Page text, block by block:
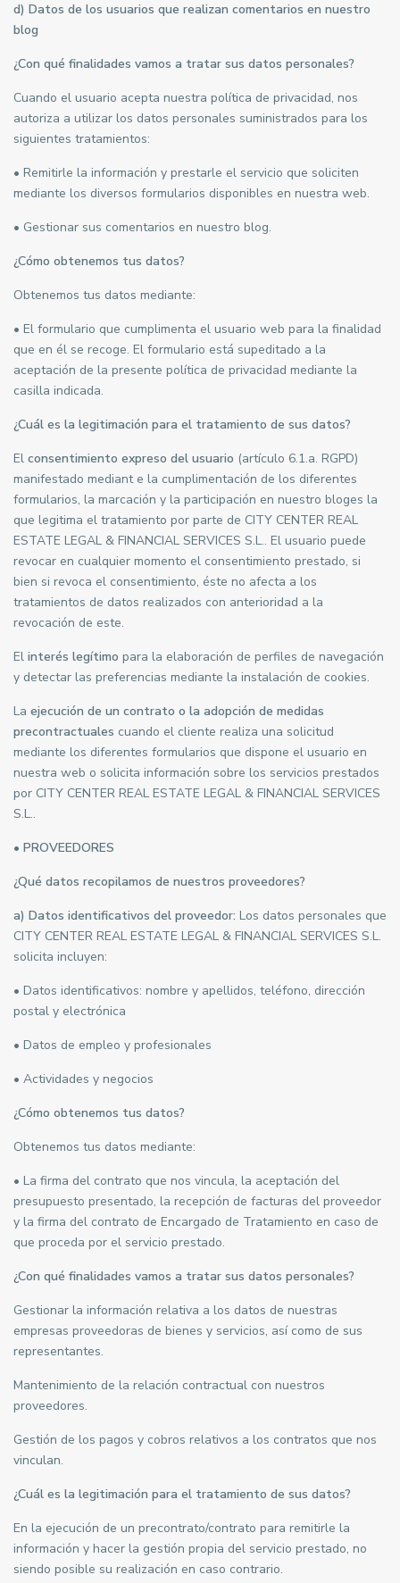
d) Datos de los usuarios que realizan comentarios en nuestro
blog
¿Con qué finalidades vamos a tratar sus datos personales?
Cuando el usuario acepta nuestra política de privacidad, nos
autoriza a utilizar los datos personales suministrados para los
siguientes tratamientos:
• Remitirle la información y prestarle el servicio que soliciten
mediante los diversos formularios disponibles en nuestra web.
• Gestionar sus comentarios en nuestro blog.
¿Cómo obtenemos tus datos?
Obtenemos tus datos mediante:
• El formulario que cumplimenta el usuario web para la finalidad
que en él se recoge. El formulario está supeditado a la
aceptación de la presente política de privacidad mediante la
casilla indicada.
¿Cuál es la legitimación para el tratamiento de sus datos?
El consentimiento expreso del usuario (artículo 6.1.a. RGPD)
manifestado mediant e la cumplimentación de los diferentes
formularios, la marcación y la participación en nuestro bloges la
que legitima el tratamiento por parte de CITY CENTER REAL
ESTATE LEGAL & FINANCIAL SERVICES S.L.. El usuario puede
revocar en cualquier momento el consentimiento prestado, si
bien si revoca el consentimiento, éste no afecta a los
tratamientos de datos realizados con anterioridad a la
revocación de este.
El interés legítimo para la elaboración de perfiles de navegación
y detectar las preferencias mediante la instalación de cookies.
La ejecución de un contrato o la adopción de medidas
precontractuales cuando el cliente realiza una solicitud
mediante los diferentes formularios que dispone el usuario en
nuestra web o solicita información sobre los servicios prestados
por CITY CENTER REAL ESTATE LEGAL & FINANCIAL SERVICES
S.L..
• PROVEEDORES
¿Qué datos recopilamos de nuestros proveedores?
a) Datos identificativos del proveedor: Los datos personales que
CITY CENTER REAL ESTATE LEGAL & FINANCIAL SERVICES S.L.
solicita incluyen:
• Datos identificativos: nombre y apellidos, teléfono, dirección
postal y electrónica
• Datos de empleo y profesionales
• Actividades y negocios
¿Cómo obtenemos tus datos?
Obtenemos tus datos mediante:
• La firma del contrato que nos vincula, la aceptación del
presupuesto presentado, la recepción de facturas del proveedor
y la firma del contrato de Encargado de Tratamiento en caso de
que proceda por el servicio prestado.
¿Con qué finalidades vamos a tratar sus datos personales?
Gestionar la información relativa a los datos de nuestras
empresas proveedoras de bienes y servicios, así como de sus
representantes.
Mantenimiento de la relación contractual con nuestros
proveedores.
Gestión de los pagos y cobros relativos a los contratos que nos
vinculan.
¿Cuál es la legitimación para el tratamiento de sus datos?
En la ejecución de un precontrato/contrato para remitirle la
información y hacer la gestión propia del servicio prestado, no
siendo posible su realización en caso contrario.